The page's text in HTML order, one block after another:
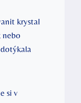
krystal
nebo
si v